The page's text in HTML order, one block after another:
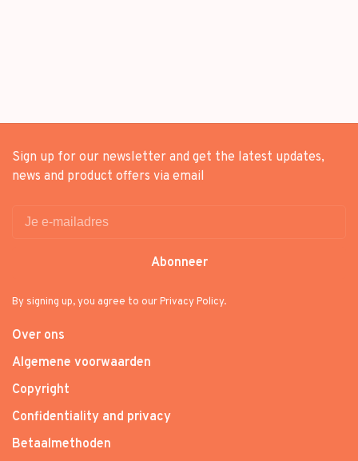
Sign up for our newsletter and get the latest updates,
news and product offers via email
Abonneer
By signing up, you agree to our Privacy Policy.
Over ons
Algemene voorwaarden
Copyright
Confidentiality and privacy
Betaalmethoden